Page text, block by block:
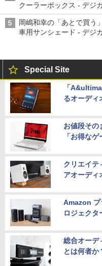
クーラーボックス - デジ
岡嶋和幸の「あとで買う
車用サンシェード - デジ
Special Site
「
るオーディ
お値段その
「お得な
クリエイテ
アオーディ
Amazon プ
ロジェクタ
総合オーデ
とは何者か